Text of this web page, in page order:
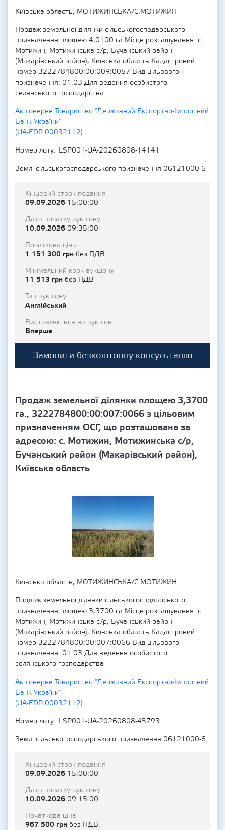
Київська область, МОТИЖИНСЬКА/С.МОТИЖИН
Продаж земельної ділянки сільськогосподарського
призначення площею 4,0100 га Місце розташування: с.
Мотижин, Мотижинська с/р, Бучанський район
(Макарівський район), Київська область Кадастровий
номер 3222784800:00:009:0057 Вид цільового
призначення: 01.03 Для ведення особистого
селянського господарства
Акціонерне Товариство "Державний Експортно-Імпортний
Банк України"
(UA-EDR 00032112)
Номер лоту
LSP001-UA-20260808-14141
Землі сільськогосподарського призначення 06121000-6
Кінцевий строк подання
09.09.2026 15:00:00
Дата початку аукціону
10.09.2026 09:35:00
Початкова ціна
1 151 300 грн без ПДВ
Мінімальний крок аукціону
11 513 грн без ПДВ
Тип аукціону
Англійський
Виставляється на аукціон
Вперше
Замовити безкоштовну консультацію
Продаж земельної ділянки площею 3,3700
га., 3222784800:00:007:0066 з цільовим
призначенням ОСГ, що розташована за
адресою: с. Мотижин, Мотижинська с/р,
Бучанський район (Макарівський район),
Київська область
Київська область, МОТИЖИНСЬКА/С.МОТИЖИН
Продаж земельної ділянки сільськогосподарського
призначення площею 3,3700 га Місце розташування: с.
Мотижин, Мотижинська с/р, Бучанський район
(Макарівський район), Київська область Кадастровий
номер 3222784800:00:007:0066 Вид цільового
призначення: 01.03 Для ведення особистого
селянського господарства
Акціонерне Товариство "Державний Експортно-Імпортний
Банк України"
(UA-EDR 00032112)
Номер лоту
LSP001-UA-20260808-45793
Землі сільськогосподарського призначення 06121000-6
Кінцевий строк подання
09.09.2026 15:00:00
Дата початку аукціону
10.09.2026 09:15:00
Початкова ціна
967 500 грн без ПДВ